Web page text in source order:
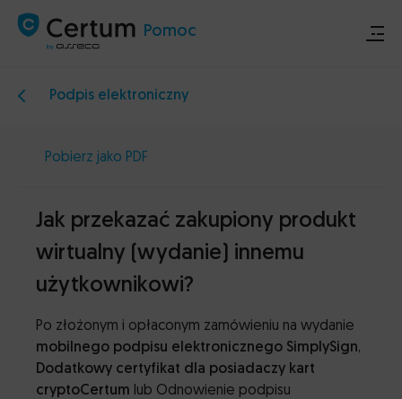
Pomoc
Ogłoszenia techniczne
Kontakt
Certum.pl
Sklep
Podpis elektroniczny
Pobierz jako PDF
Jak przekazać zakupiony produkt
wirtualny (wydanie) innemu
użytkownikowi?
Po złożonym i opłaconym zamówieniu na wydanie
mobilnego podpisu elektronicznego SimplySign,
Dodatkowy certyfikat dla posiadaczy kart
cryptoCertum lub Odnowienie podpisu